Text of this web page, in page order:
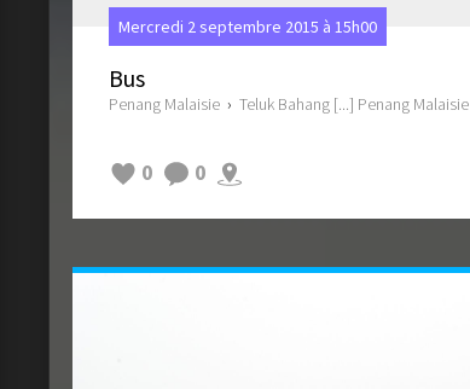
Mercredi 2 septembre 2015 à 15h00
Bus
Penang Malaisie › Teluk Bahang [...] Penang Malaisie
0 0